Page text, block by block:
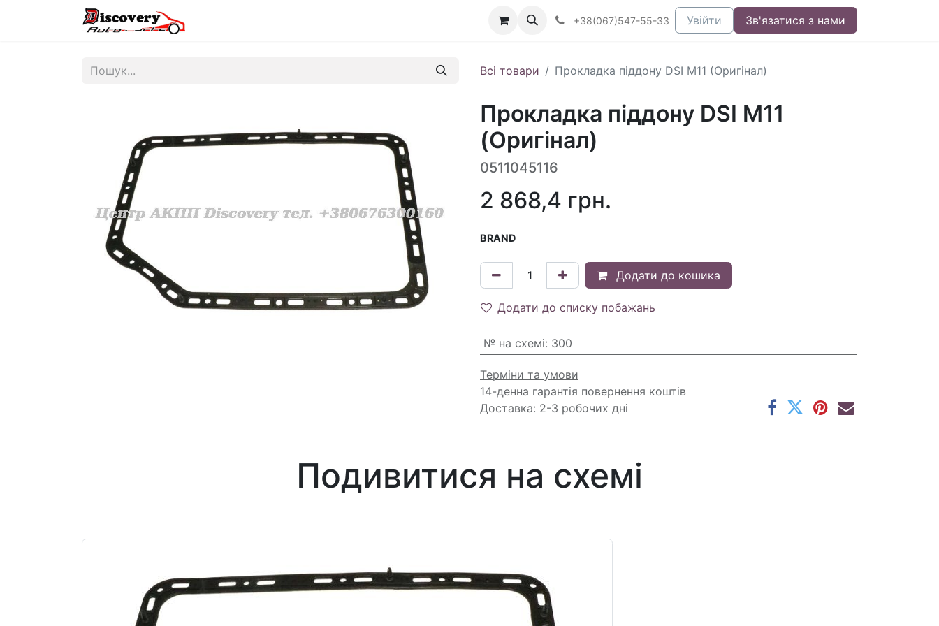
+38(067)547-55-33 Увійти Зв'язатися з нами
Всі товари Прокладка піддону DSI M11 (Оригінал)
Прокладка піддону DSI M11
(Оригінал)
0511045116
2 868,4 грн.
BRAND
Додати до кошика
Додати до списку побажань
№ на схемі: 300
Терміни та умови
14-денна гарантія повернення коштів
Доставка: 2-3 робочих дні
Подивитися на схемі